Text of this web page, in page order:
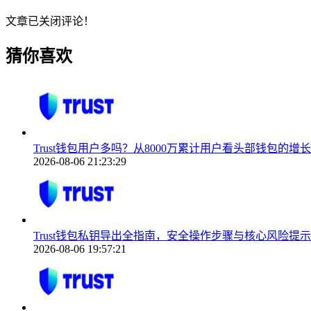
文章已关闭评论！
猜你喜欢
Trust钱包用户多吗？从8000万累计用户看头部钱包的增
2026-08-06 21:23:29
Trust钱包私钥导出全指南，安全操作步骤与核心风险提示
2026-08-06 19:57:21